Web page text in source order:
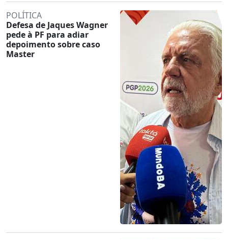
POLÍTICA
Defesa de Jaques Wagner
pede à PF para adiar
depoimento sobre caso
Master